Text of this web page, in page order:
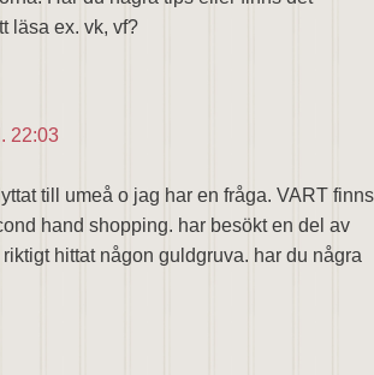
läsa ex. vk, vf?
22:03
till umeå o jag har en fråga. VART finns
hand shopping. har besökt en del av
hittat någon guldgruva. har du några